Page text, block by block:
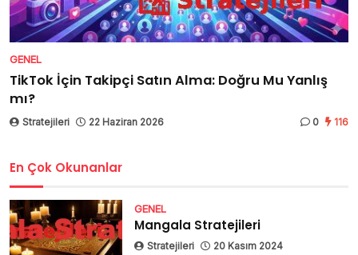
GENEL
TikTok İçin Takipçi Satın Alma: Doğru Mu Yanlış
mı?
Stratejileri 22 Haziran 2026 0 116
En Çok Okunanlar
GENEL
Mangala Stratejileri
Stratejileri 20 Kasım 2024